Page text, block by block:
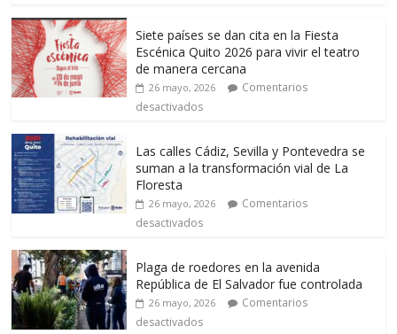
Siete países se dan cita en la Fiesta
Escénica Quito 2026 para vivir el teatro
de manera cercana
26 mayo, 2026
Comentarios
desactivados
Las calles Cádiz, Sevilla y Pontevedra se
suman a la transformación vial de La
Floresta
26 mayo, 2026
Comentarios
desactivados
Plaga de roedores en la avenida
República de El Salvador fue controlada
26 mayo, 2026
Comentarios
desactivados